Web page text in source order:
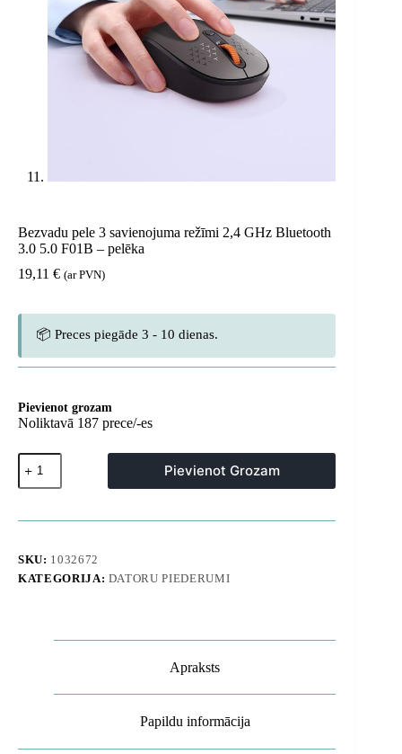
Bezvadu pele 3 savienojuma režīmi 2,4 GHz Bluetooth
3.0 5.0 F01B – pelēka
19,11 € (ar PVN)
📦 Preces piegāde 3 - 10 dienas.
Pievienot grozam
Noliktavā 187 prece/-es
Bezvadu
pele
3
režīmi
Bluetooth
3.0
Pievienot Grozam
SKU: 1032672
KATEGORIJA: DATORU PIEDERUMI
Apraksts
Papildu informācija